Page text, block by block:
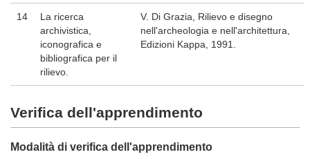
14
La ricerca
archivistica,
iconografica e
bibliografica per il
rilievo.
V. Di Grazia, Rilievo e disegno
nell'archeologia e nell'architettura,
Edizioni Kappa, 1991.
Verifica dell'apprendimento
Modalità di verifica dell'apprendimento